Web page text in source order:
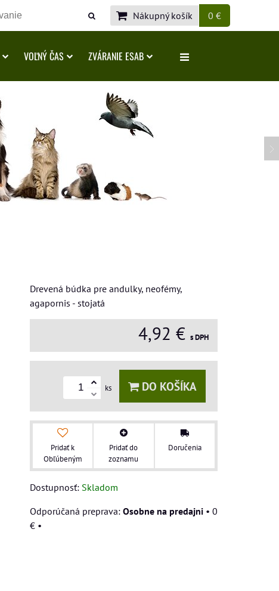
Nákupný košík 0 €
VOĽNÝ ČAS ZVÁRANIE ESAB
Drevená búdka pre andulky, neofémy,
agapornis - stojatá
4,92 € s DPH
ks DO KOŠÍKA
Pridať k
Obľúbeným
Pridať do
zoznamu
Doručenia
Dostupnosť: Skladom
Osobne na predajni • 0
€ •